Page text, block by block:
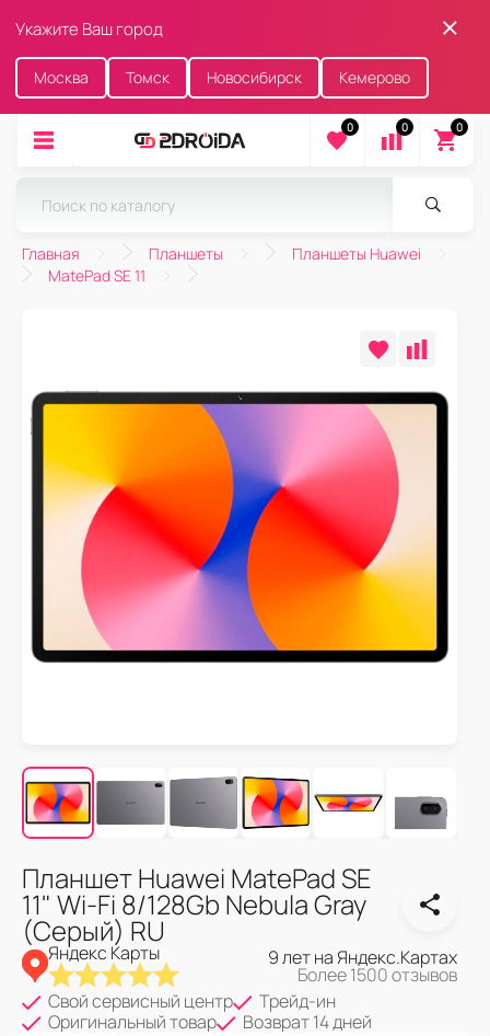
Укажите Ваш город
Москва Томск Новосибирск Кемерово
0 0 0
Главная Планшеты
Планшеты Huawei
MatePad SE 11
Планшет Huawei MatePad SE
11" Wi-Fi 8/128Gb Nebula Gray
(Серый) RU
Яндекс Карты 9 лет на Яндекс.Картах
Более 1500 отзывов
Свой сервисный центр
Трейд-ин
Оригинальный товар
Возврат 14 дней